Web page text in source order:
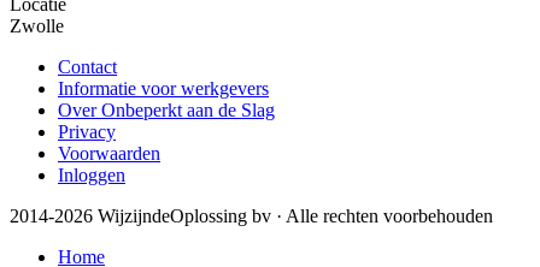
Locatie
Zwolle
Contact
Informatie voor werkgevers
Over Onbeperkt aan de Slag
Privacy
Voorwaarden
Inloggen
2014-2026 WijzijndeOplossing bv · Alle rechten voorbehouden
Home